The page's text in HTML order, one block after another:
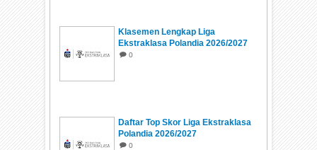
Klasemen Lengkap Liga
Ekstraklasa Polandia 2026/2027
0
Daftar Top Skor Liga Ekstraklasa
Polandia 2026/2027
0